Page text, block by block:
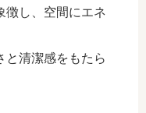
徴し、空間にエネ
と清潔感をもたら